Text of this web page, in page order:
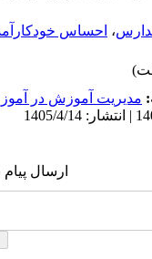
، احساس
مدیریت آموزش در
ارسال